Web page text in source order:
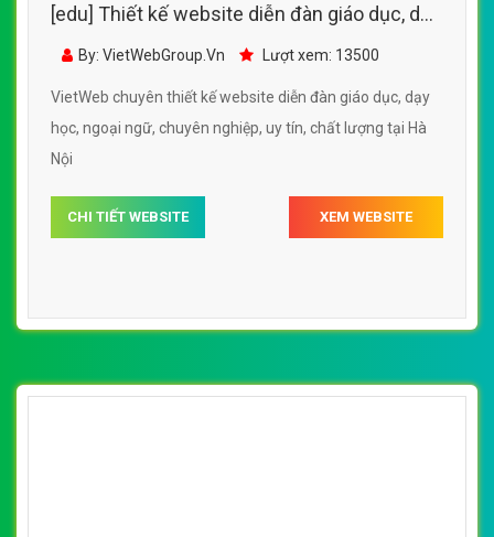
[edu] Thiết kế website diễn đàn giáo dục, dạy
học, ngoại ngữ
By: VietWebGroup.Vn Lượt xem: 13500
VietWeb chuyên thiết kế website diễn đàn giáo dục, dạy
học, ngoại ngữ, chuyên nghiệp, uy tín, chất lượng tại Hà
Nội
CHI TIẾT WEBSITE XEM WEBSITE